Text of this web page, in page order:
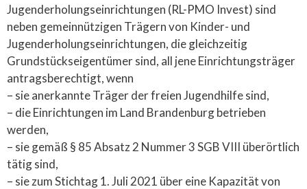
Jugenderholungseinrichtungen (RL-PMO Invest) sind
neben gemeinnützigen Trägern von Kinder- und
Jugenderholungseinrichtungen, die gleichzeitig
Grundstückseigentümer sind, all jene Einrichtungsträger
antragsberechtigt, wenn
– sie anerkannte Träger der freien Jugendhilfe sind,
– die Einrichtungen im Land Brandenburg betrieben
werden,
– sie gemäß § 85 Absatz 2 Nummer 3 SGB VIII überörtlich
tätig sind,
– sie zum Stichtag 1. Juli 2021 über eine Kapazität von